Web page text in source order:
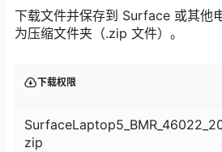
下载文件并保存到 Surface 或其他
为压缩文件夹（.zip 文件）。
下载权限
zip